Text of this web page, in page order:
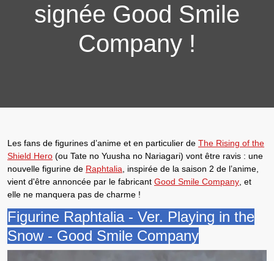
signée Good Smile
Company !
Les fans de figurines d’anime et en particulier de The Rising of the
Shield Hero (ou Tate no Yuusha no Nariagari) vont être ravis : une
nouvelle figurine de Raphtalia , inspirée de la saison 2 de l’anime,
vient d'être annoncée par le fabricant Good Smile Company , et
elle ne manquera pas de charme !
Figurine Raphtalia - Ver. Playing in the
Snow - Good Smile Company